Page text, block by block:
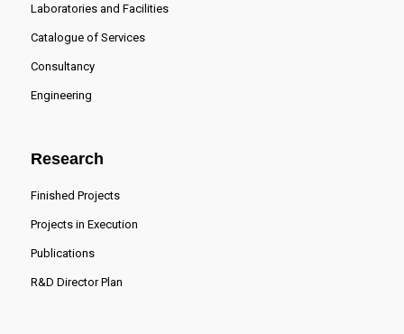
Laboratories and Facilities
Catalogue of Services
Consultancy
Engineering
Research
Finished Projects
Projects in Execution
Publications
R&D Director Plan